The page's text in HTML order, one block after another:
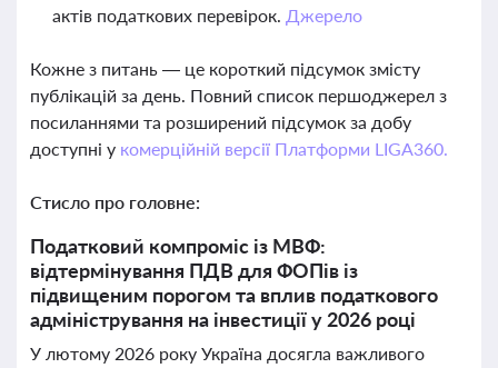
актів податкових перевірок. Джерело
Кожне з питань — це короткий підсумок змісту
публікацій за день. Повний список першоджерел з
посиланнями та розширений підсумок за добу
доступні у комерційній версії Платформи LIGA360.
Стисло про головне:
Податковий компроміс із МВФ:
відтермінування ПДВ для ФОПів із
підвищеним порогом та вплив податкового
адміністрування на інвестиції у 2026 році
У лютому 2026 року Україна досягла важливого